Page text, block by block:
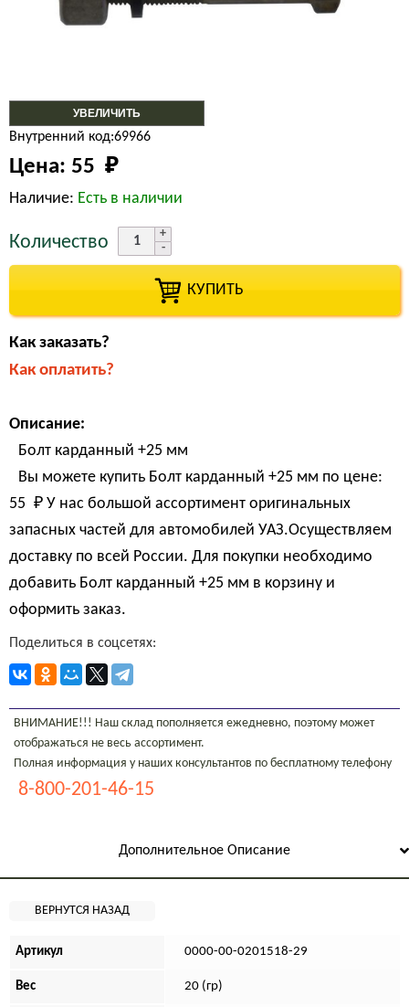
УВЕЛИЧИТЬ
Внутренний код:69966
Цена: 55 ₽
Наличие: Есть в наличии
Количество
КУПИТЬ
Как заказать?
Как оплатить?
Описание:
Болт карданный +25 мм
Вы можете купить Болт карданный +25 мм по цене:
55 ₽ У нас большой ассортимент оригинальных
запасных частей для автомобилей УАЗ.Осуществляем
доставку по всей России. Для покупки необходимо
добавить Болт карданный +25 мм в корзину и
оформить заказ.
Поделиться в соцсетях:
ВНИМАНИЕ!!! Наш склад пополняется ежедневно, поэтому может
отображаться не весь ассортимент.
Полная информация у наших консультантов по бесплатному телефону
8-800-201-46-15
Дополнительное Описание
Артикул 0000-00-0201518-29
Вес 20 (гр)